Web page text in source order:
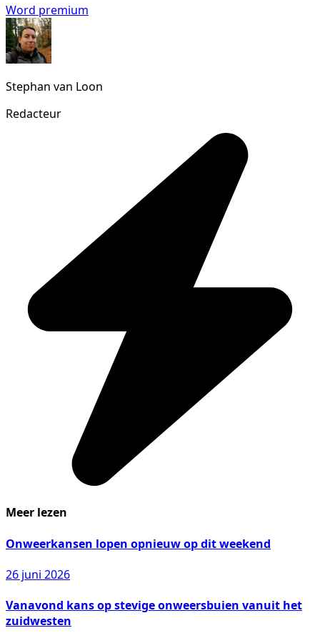
Word premium
Stephan van Loon
Redacteur
Meer lezen
Onweerkansen lopen opnieuw op dit weekend
26 juni 2026
Vanavond kans op stevige onweersbuien vanuit het
zuidwesten